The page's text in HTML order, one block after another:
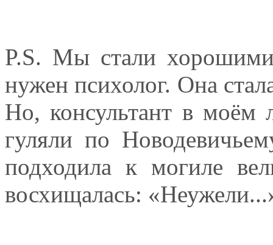
P.S. Мы стали
нужен психолог. Она
Но, консультант в моём
гуляли по
подходила к могиле
восхищалась: